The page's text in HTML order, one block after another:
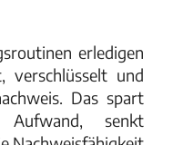
erledigen
verschlüsselt und
Das spart
Aufwand, senkt